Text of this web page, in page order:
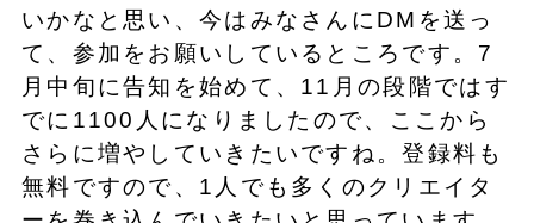
いかなと思い、今はみなさんにDMを送っ
て、参加をお願いしているところです。7
月中旬に告知を始めて、11月の段階ではす
でに1100人になりましたので、ここから
さらに増やしていきたいですね。登録料も
無料ですので、1人でも多くのクリエイタ